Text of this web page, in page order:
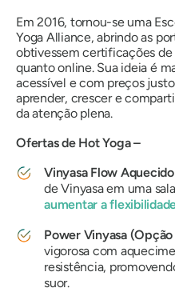
Em 2016, tornou-se uma
Yoga Alliance, abrindo as
obtivessem certificações
quanto online. Sua ideia é
acessível e com preços
aprender, crescer e
da atenção plena.
Ofertas de Hot Yoga –
Vinyasa Flow Aquecido
de Vinyasa em uma
aumentar a
Power Vinyasa
vigorosa com
resistência,
suor.